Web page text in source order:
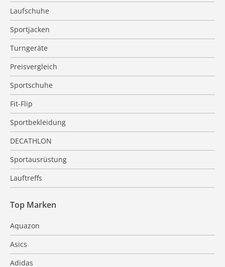
Laufschuhe
Sportjacken
Turngeräte
Preisvergleich
Sportschuhe
Fit-Flip
Sportbekleidung
DECATHLON
Sportausrüstung
Lauftreffs
Top Marken
Aquazon
Asics
Adidas